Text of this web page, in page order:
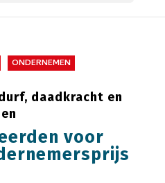
ONDERNEMEN
daadkracht en
voor